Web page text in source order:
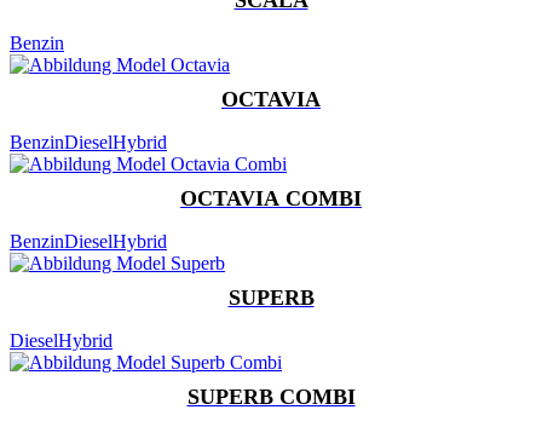
Benzin
OCTAVIA
BenzinDieselHybrid
OCTAVIA COMBI
BenzinDieselHybrid
SUPERB
DieselHybrid
SUPERB COMBI